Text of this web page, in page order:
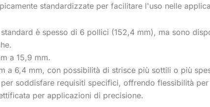
standardizzate per facilitare l'uso nelle
è spesso di 6 pollici (152,4 mm), ma sono
a 15,9 mm.
a 6,4 mm, con possibilità di strisce più sottili o più
soddisfare requisiti specifici, offrendo flessibilità
per applicazioni di precisione.